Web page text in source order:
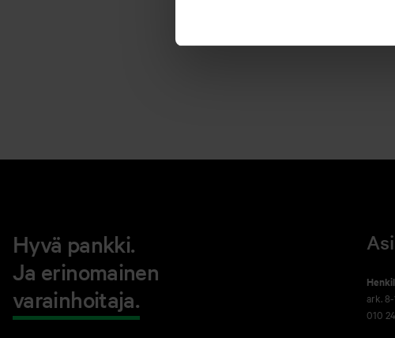
Hyvä pankki.
Ja erinomainen
varainhoitaja.
ark. 8-
010